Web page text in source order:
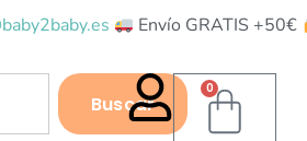
Envío GRATIS +50€
Buscar
0